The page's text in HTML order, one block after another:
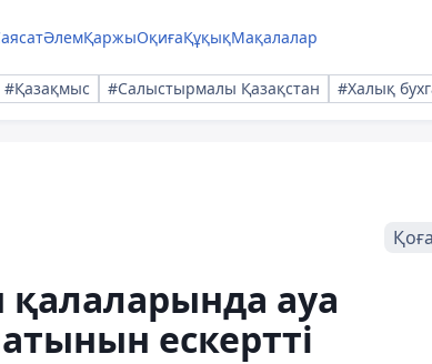
ӘлемҚаржыОқиғаҚұқықМақалалар
#Қазақмыс #Салыстырмалы Қазақстан #Халық
қалаларында ауа
ескертті